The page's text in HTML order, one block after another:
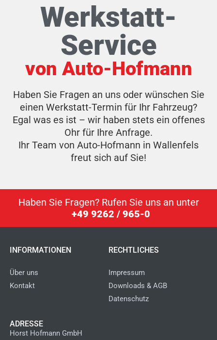
Werkstatt-
Service
von Auto-Hofmann
Haben Sie Fragen an uns oder wünschen Sie
einen Werkstatt-Termin für Ihr Fahrzeug?
Egal was es ist – wir haben stets ein offenes
Ohr für Ihre Anfrage.
Ihr Team von Auto-Hofmann in Wallenfels
freut sich auf Sie!
Haben Sie Fragen? Rufen Sie uns an unter
+49 9262 / 965-0
INFORMATIONEN
Über uns
Kontakt
RECHTLICHES
Impressum
Downloads & AGB
Datenschutz
ADRESSE
Horst Hofmann GmbH